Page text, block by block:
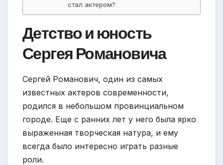
стал актером?
Детство и юность
Сергея Романовича
Сергей Романович, один из самых
известных актеров современности,
родился в небольшом провинциальном
городе. Еще с ранних лет у него была ярко
выраженная творческая натура, и ему
всегда было интересно играть разные
роли.